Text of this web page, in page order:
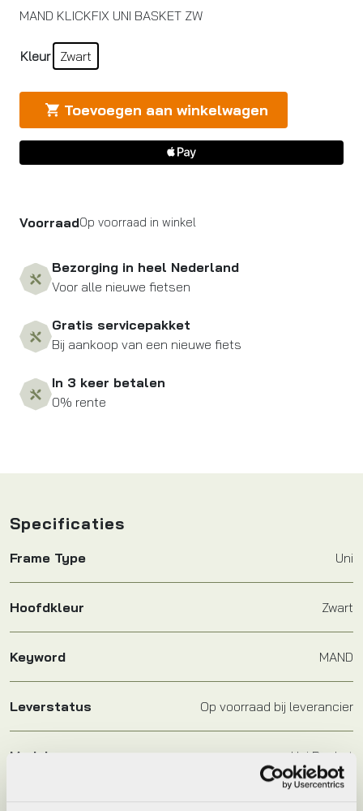
MAND KLICKFIX UNI BASKET ZW
Kleur Zwart
Toevoegen aan winkelwagen
VoorraadOp voorraad in winkel
Bezorging in heel Nederland
Voor alle nieuwe fietsen
Gratis servicepakket
Bij aankoop van een nieuwe fiets
In 3 keer betalen
0% rente
Specificaties
Frame Type Uni
Hoofdkleur Zwart
Keyword MAND
Leverstatus Op voorraad bij leverancier
Model Uni Basket